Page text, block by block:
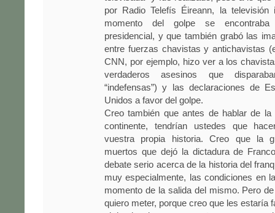
por Radio Telefís Éireann, la televisión
momento del golpe se
presidencial, y que también grabó las
entre fuerzas chavistas y antichavistas
CNN, por ejemplo, hizo ver a los
verdaderos asesinos que
“indefensas”) y las declaraciones de
Unidos a favor del golpe.
Creo también que antes de hablar de la
continente, tendrían ustedes que
vuestra propia historia. Creo que la
muertos que dejó la dictadura de
debate serio acerca de la historia del
muy especialmente, las condiciones en
momento de la salida del mismo. Pero
quiero meter, porque creo que les estaría